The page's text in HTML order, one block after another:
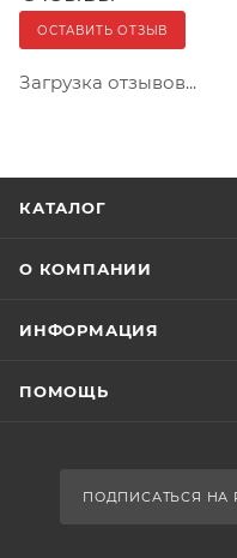
ОСТАВИТЬ ОТЗЫВ
Загрузка отзывов...
КАТАЛОГ
О КОМПАНИИ
ИНФОРМАЦИЯ
ПОМОЩЬ
ПОДПИСАТЬСЯ НА